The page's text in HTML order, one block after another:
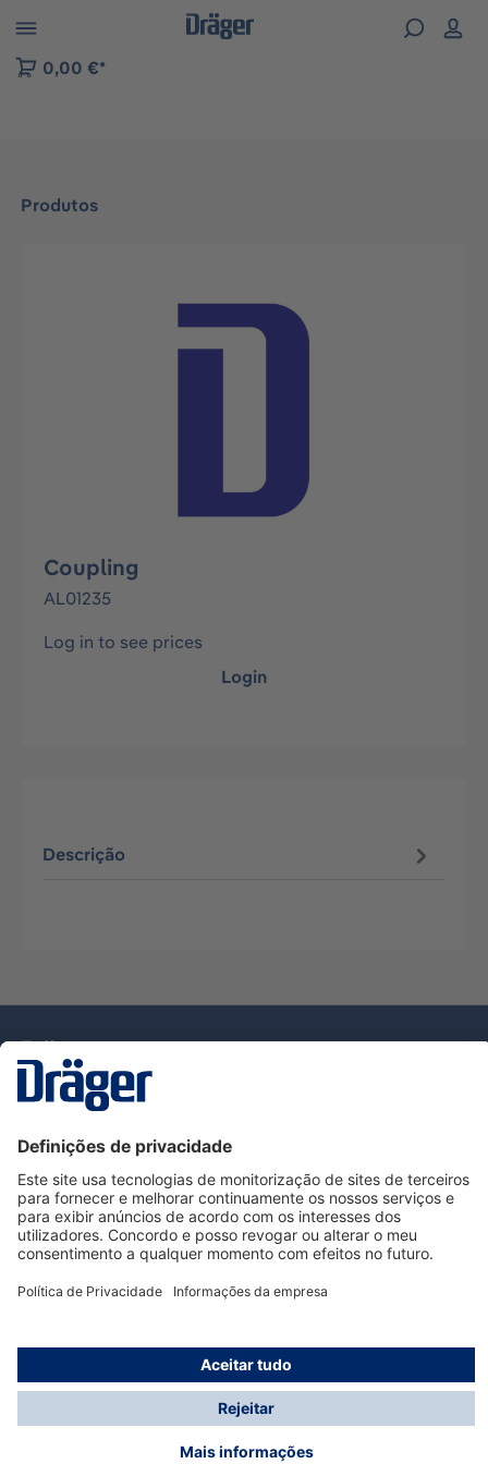
to B2B platform navigation
0,00 €*
Produtos
Ignorar galeria de imagens
Coupling
AL01235
Log in to see prices
Login
Descrição
Serviço de Apoio ao Cliente Dräger
Utilização da loja
Informações
© Dräger Portugal, Lda, 2024
* Todos os preços excl. IVA mais
possíveis taxas de entrega, se não for indicado o